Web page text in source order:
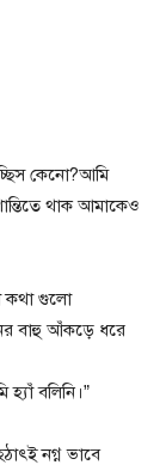
কেনো?আমি
থাক আমাকেও
কথা গুলো
বাহু আঁকড়ে ধরে
বলিনি।”
নগ্ন ভাবে